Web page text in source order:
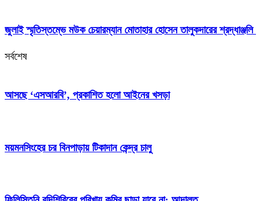
জুলাই স্মৃতিস্তম্ভে মউক চেয়ারম্যান মোতাহার হোসেন তালুকদারের শ্রদ্ধাঞ্জলি
সর্বশেষ
আসছে ‘এসআরবি’, প্রকাশিত হলো আইনের খসড়া
ময়মনসিংহের চর বিনপাড়ায় টিকাদান কেন্দ্র চালু